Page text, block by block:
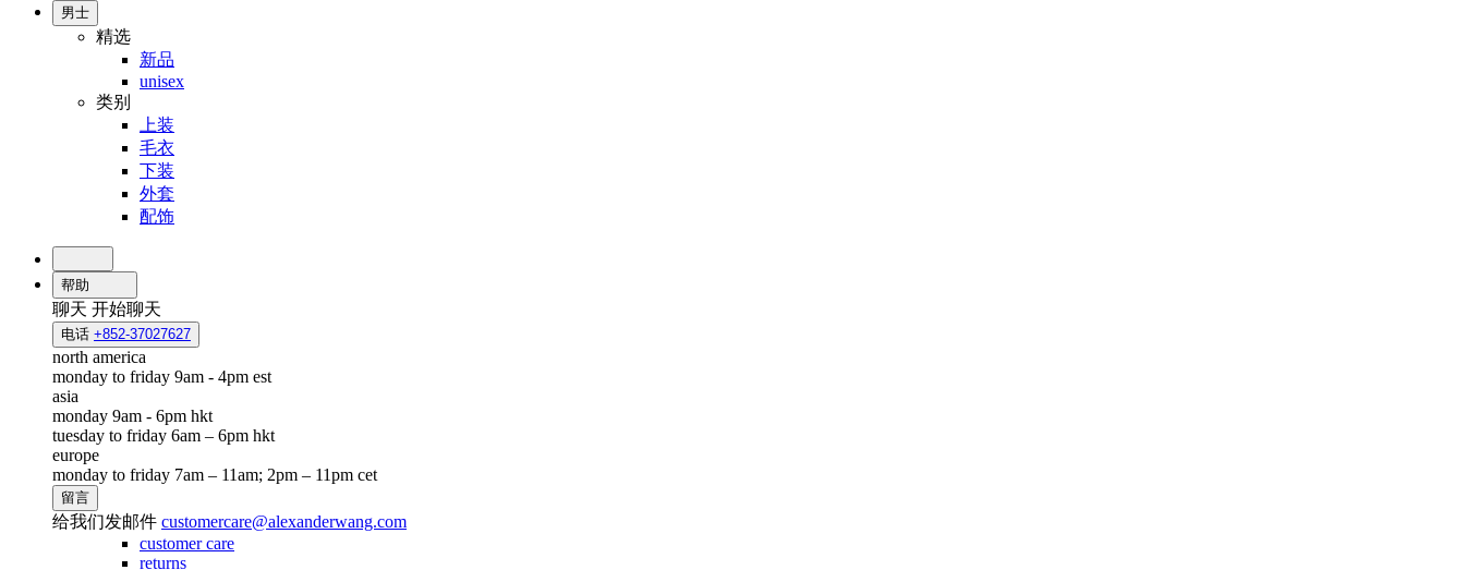
男士
精选
新品
unisex
类别
上装
毛衣
下装
外套
配饰
帮助
聊天 开始聊天
电话 +852-37027627
north america
monday to friday 9am - 4pm est
asia
monday 9am - 6pm hkt
tuesday to friday 6am – 6pm hkt
europe
monday to friday 7am – 11am; 2pm – 11pm cet
留言
给我们发邮件 customercare@alexanderwang.com
customer care
returns